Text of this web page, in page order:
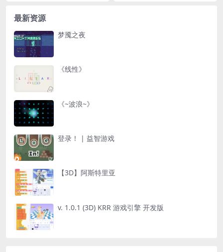
最新资源
梦魇之夜
《线性》
《~波浪~》
登录！ | 益智游戏
【3D】阿斯特里亚
v. 1.0.1 (3D) KRR 游戏引擎 开发版